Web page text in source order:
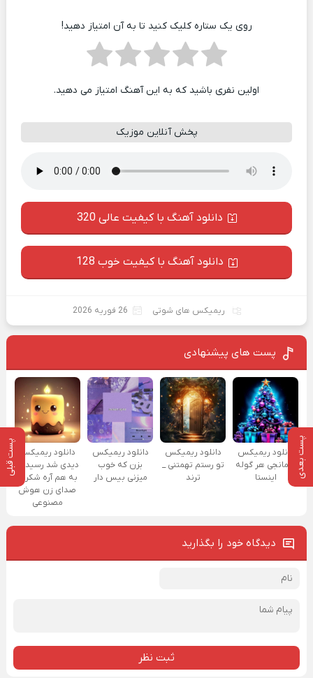
پست بعدی پست قبلی
روی یک ستاره کلیک کنید تا به آن امتیاز دهید!
اولین نفری باشید که به این آهنگ امتیاز می دهید.
پخش آنلاین موزیک
دانلود آهنگ با کیفیت عالی 320
دانلود آهنگ با کیفیت خوب 128
ریمیکس های شوتی 26 فوریه 2026
پست های پیشنهادی
دانلود ریمیکس
کرمانجی هر گوله
اینستا
دانلود ریمیکس
تو رستم تهمتنی _
ترند
دانلود ریمیکس
بزن که خوب
میزنی بیس دار
دانلود ریمیکس
دیدی شد رسیدیم
به هم آره شکر با
صدای زن هوش
مصنوعی
دیدگاه خود را بگذارید
ثبت نظر